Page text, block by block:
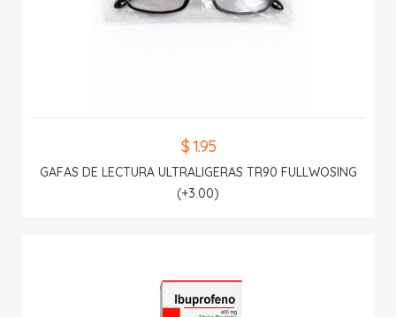
$ 1.95
GAFAS DE LECTURA ULTRALIGERAS TR90 FULLWOSING
(+3.00)